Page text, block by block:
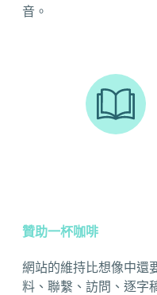
音。
贊助一杯咖啡
網站的維持比想像中還
料、聯繫、訪問、逐字